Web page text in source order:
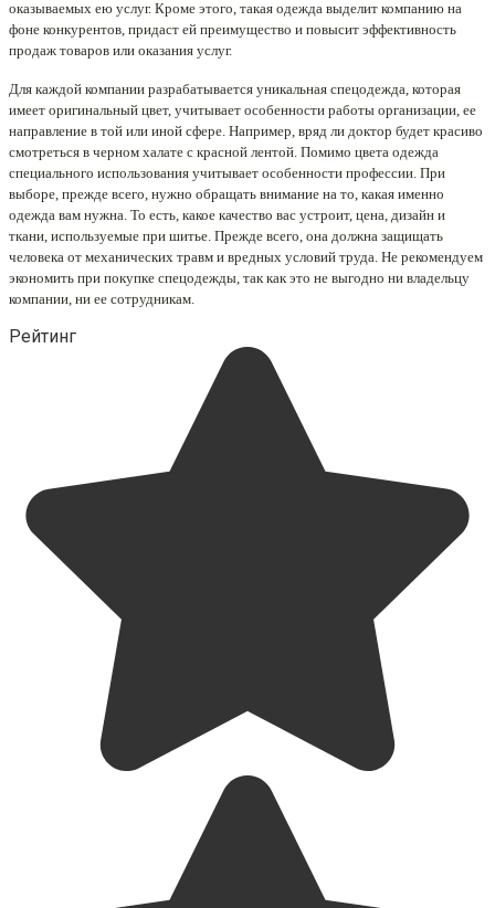
оказываемых ею услуг. Кроме этого, такая одежда выделит компанию на
фоне конкурентов, придаст ей преимущество и повысит эффективность
продаж товаров или оказания услуг.
Для каждой компании разрабатывается уникальная спецодежда, которая
имеет оригинальный цвет, учитывает особенности работы организации, ее
направление в той или иной сфере. Например, вряд ли доктор будет красиво
смотреться в черном халате с красной лентой. Помимо цвета одежда
специального использования учитывает особенности профессии. При
выборе, прежде всего, нужно обращать внимание на то, какая именно
одежда вам нужна. То есть, какое качество вас устроит, цена, дизайн и
ткани, используемые при шитье. Прежде всего, она должна защищать
человека от механических травм и вредных условий труда. Не рекомендуем
экономить при покупке спецодежды, так как это не выгодно ни владельцу
компании, ни ее сотрудникам.
Рейтинг